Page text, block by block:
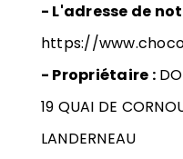
- L'adresse de
https://
- Propriétaire :
19 QUAI DE
LANDERNEAU